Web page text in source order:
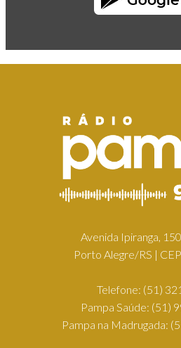
Avenida Ipiranga,
Porto Alegre/RS |
Telefone: (51)
Pampa Saúde: (51)
Pampa na Madrugada: